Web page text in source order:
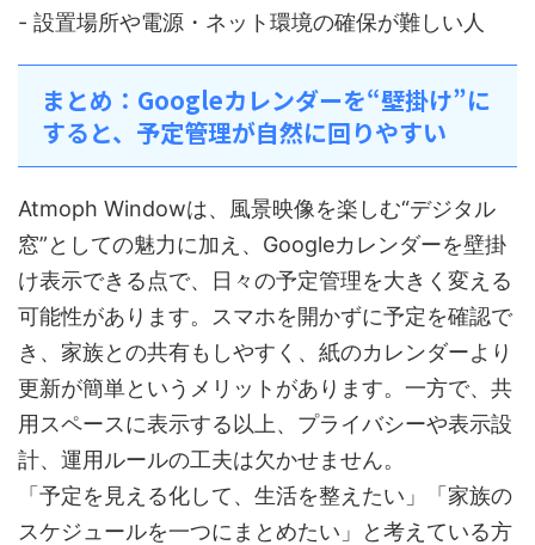
- 設置場所や電源・ネット環境の確保が難しい人
まとめ：Googleカレンダーを“壁掛け”に
すると、予定管理が自然に回りやすい
Atmoph Windowは、風景映像を楽しむ“デジタル
窓”としての魅力に加え、Googleカレンダーを壁掛
け表示できる点で、日々の予定管理を大きく変える
可能性があります。スマホを開かずに予定を確認で
き、家族との共有もしやすく、紙のカレンダーより
更新が簡単というメリットがあります。一方で、共
用スペースに表示する以上、プライバシーや表示設
計、運用ルールの工夫は欠かせません。
「予定を見える化して、生活を整えたい」「家族の
スケジュールを一つにまとめたい」と考えている方